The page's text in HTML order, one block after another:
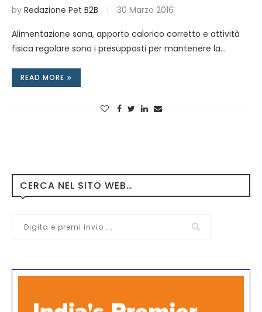
by Redazione Pet B2B 30 Marzo 2016
Alimentazione sana, apporto calorico corretto e attività
fisica regolare sono i presupposti per mantenere la…
READ MORE
CERCA NEL SITO WEB…